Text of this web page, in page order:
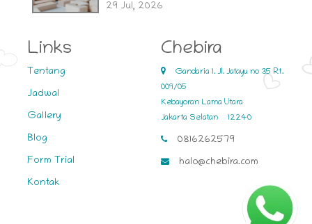
29 Jul, 2026
Links
Tentang
Jadwal
Gallery
Blog
Form Trial
Kontak
Chebira
Gandaria 1. Jl. Jatayu no 35 Rt.
009/05
Kebayoran Lama Utara
Jakarta Selatan
12240
0816262579
halo@chebira.com